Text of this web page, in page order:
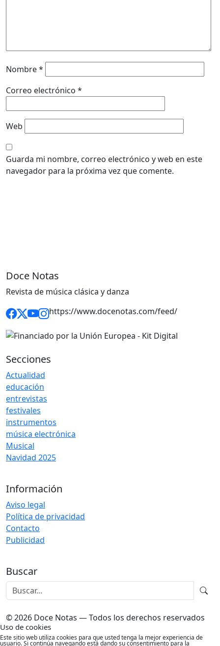
Nombre*
Correo electrónico *
Web
Guarda mi nombre, correo electrónico y web en este
navegador para la próxima vez que comente.
Doce Notas
Revista de música clásica y danza
https://www.docenotas.com/feed/
Secciones
Actualidad
educación
entrevistas
festivales
instrumentos
música electrónica
Musical
Navidad 2025
Información
Aviso legal
Política de privacidad
Contacto
Publicidad
Buscar
© 2026 Doce Notas — Todos los derechos reservados
Uso de cookies
Este sitio web utiliza cookies para que usted tenga la mejor experiencia de
usuario. Si continúa navegando está dando su consentimiento para la